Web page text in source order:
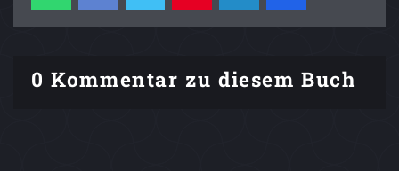
0 Kommentar zu diesem Buch